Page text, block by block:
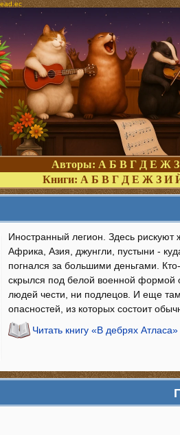
Авторы: А Б В Г Д Е Ж З
Книги: А Б В Г Д Е Ж З И
Иностранный легион. Здесь рискуют
Африка, Азия, джунгли, пустыни -
погнался за большими деньгами.
скрылся под белой военной формой
людей чести, ни подлецов. И еще
опасностей, из которых состоит
Читать книгу «В дебрях Атласа»